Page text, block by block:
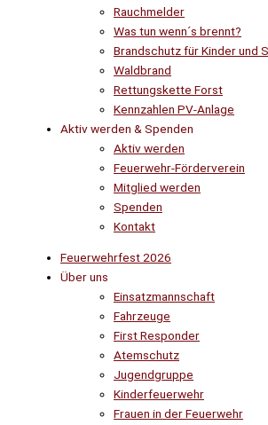
Rauchmelder
Was tun wenn´s brennt?
Brandschutz für Kinder und
Waldbrand
Rettungskette Forst
Kennzahlen PV-Anlage
Aktiv werden & Spenden
Aktiv werden
Feuerwehr-Förderverein
Mitglied werden
Spenden
Kontakt
Feuerwehrfest 2026
Über uns
Einsatzmannschaft
Fahrzeuge
First Responder
Atemschutz
Jugendgruppe
Kinderfeuerwehr
Frauen in der Feuerwehr